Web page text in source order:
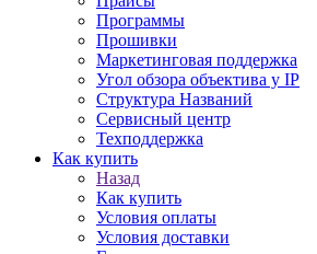
Программы
Прошивки
Маркетинговая поддержка
Угол обзора объектива у IP
Структура Названий
Сервисный центр
Техподдержка
Как купить
Назад
Как купить
Условия оплаты
Условия доставки